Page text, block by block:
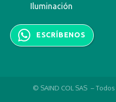
Iluminación
ESCRÍBENOS
© SAIND COL SAS –